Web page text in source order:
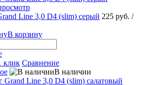
Line 3,0 D4 (slim) серый 225 руб. /
В корзину
клик Сравнение
В наличии